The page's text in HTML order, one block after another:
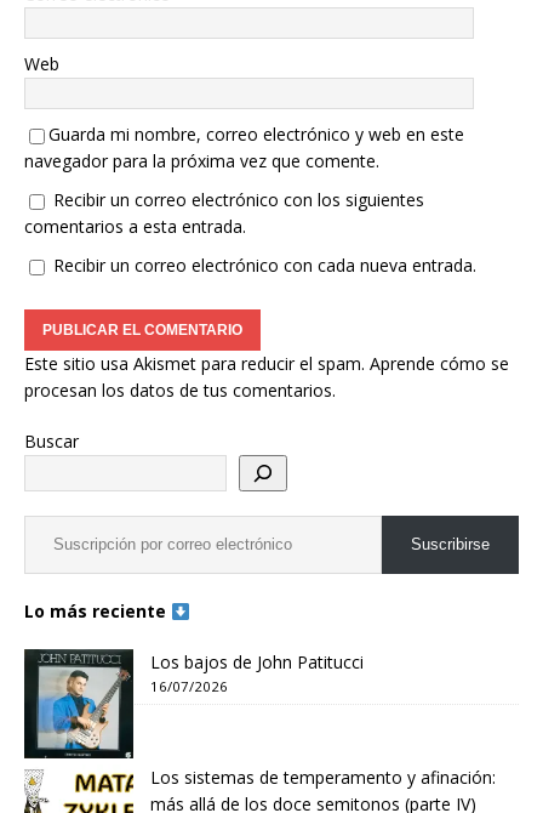
Web
Guarda mi nombre, correo electrónico y web en este
navegador para la próxima vez que comente.
Recibir un correo electrónico con los siguientes
comentarios a esta entrada.
Recibir un correo electrónico con cada nueva entrada.
Este sitio usa Akismet para reducir el spam. Aprende cómo se
procesan los datos de tus comentarios.
Buscar
Suscribirse
Lo más reciente
Los bajos de John Patitucci
16/07/2026
Los sistemas de temperamento y afinación:
más allá de los doce semitonos (parte IV)